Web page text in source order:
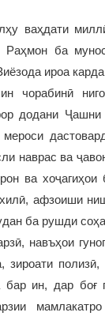
ваҳдати
Раҳмон ба
ироа
чорабинӣ
додани
наврас ва
ва
афзоиши
ба рушди
навъҳои
зироати
ин, дар боғ